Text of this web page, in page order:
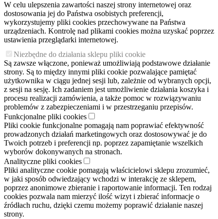
W celu ulepszenia zawartości naszej strony internetowej oraz
dostosowania jej do Państwa osobistych preferencji,
wykorzystujemy pliki cookies przechowywane na Państwa
urządzeniach. Kontrolę nad plikami cookies można uzyskać poprzez
ustawienia przeglądarki internetowej.
Niezbędne do działania sklepu pliki cookie
Są zawsze włączone, ponieważ umożliwiają podstawowe działanie
strony. Są to między innymi pliki cookie pozwalające pamiętać
użytkownika w ciągu jednej sesji lub, zależnie od wybranych opcji,
z sesji na sesję. Ich zadaniem jest umożliwienie działania koszyka i
procesu realizacji zamówienia, a także pomoc w rozwiązywaniu
problemów z zabezpieczeniami i w przestrzeganiu przepisów.
Funkcjonalne pliki cookies
Pliki cookie funkcjonalne pomagają nam poprawiać efektywność
prowadzonych działań marketingowych oraz dostosowywać je do
Twoich potrzeb i preferencji np. poprzez zapamiętanie wszelkich
wyborów dokonywanych na stronach.
Analityczne pliki cookies
Pliki analityczne cookie pomagają właścicielowi sklepu zrozumieć,
w jaki sposób odwiedzający wchodzi w interakcję ze sklepem,
poprzez anonimowe zbieranie i raportowanie informacji. Ten rodzaj
cookies pozwala nam mierzyć ilość wizyt i zbierać informacje o
źródłach ruchu, dzięki czemu możemy poprawić działanie naszej
strony.